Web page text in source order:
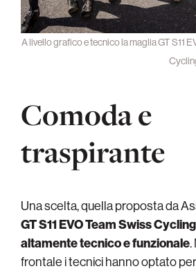
A livello grafico e tecnico la maglia GT S11
Comoda e
traspirante
Una scelta, quella proposta da
GT S11 EVO Team Swiss
altamente tecnico e funzionale.
frontale i tecnici hanno optato